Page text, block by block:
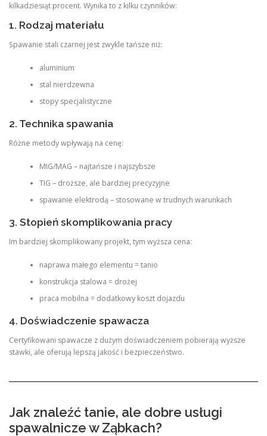
kilkadziesiąt procent. Wynika to z kilku czynników:
1. Rodzaj materiału
Spawanie stali czarnej jest zwykle tańsze niż:
aluminium
stal nierdzewna
stopy specjalistyczne
2. Technika spawania
Różne metody wpływają na cenę:
MIG/MAG – najtańsze i najszybsze
TIG – droższe, ale bardziej precyzyjne
spawanie elektrodą – stosowane w trudnych warunkach
3. Stopień skomplikowania pracy
Im bardziej skomplikowany projekt, tym wyższa cena:
naprawa małego elementu = tanio
konstrukcja stalowa = drożej
praca mobilna = dodatkowy koszt dojazdu
4. Doświadczenie spawacza
Certyfikowani spawacze z dużym doświadczeniem pobierają wyższe
stawki, ale oferują lepszą jakość i bezpieczeństwo.
Jak znaleźć tanie, ale dobre usługi
spawalnicze w Ząbkach?